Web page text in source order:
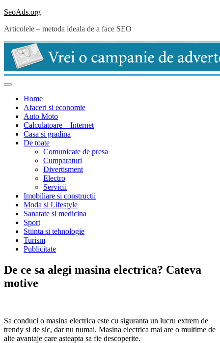
Skip
content
SeoAds.org
Articolele – metoda ideala de a face SEO
Home
Afaceri si economie
Auto Moto
Calculatoare – Internet
Casa si gradina
De toate
Comunicate de presa
Cumparaturi
Divertisment
Electro
Servicii
Imobiliare si constructii
Moda si Lifestyle
Sanatate si medicina
Sport
Stiinta si tehnologie
Turism
Publicitate
De ce sa alegi masina electrica? Cateva
motive
Sa conduci o masina electrica este cu siguranta un lucru extrem de
trendy si de sic, dar nu numai. Masina electrica mai are o multime de
alte avantaje care asteapta sa fie descoperite.